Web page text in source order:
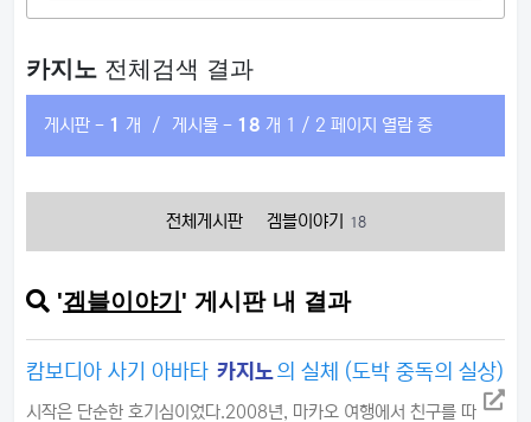
카지노 전체검색 결과
게시판 - 1 개 / 게시물 - 18 개 1 / 2 페이지 열람 중
전체게시판 겜블이야기 18
'겜블이야기 ' 게시판 내 결과
캄보디아 사기 아바타 카지노의 실체 (도박 중독의 실상)
시작은 단순한 호기심이었다.2008년, 마카오 여행에서 친구를 따